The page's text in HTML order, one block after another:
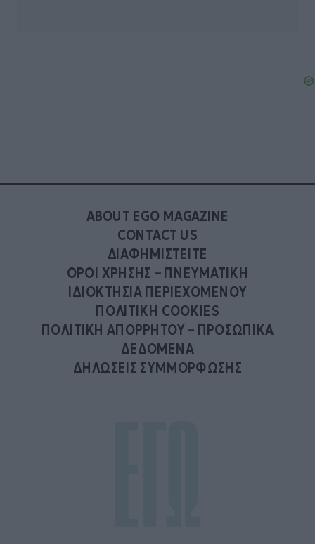
ABOUT EGO MAGAZINE
CONTACT US
ΔΙΑΦΗΜΙΣΤΕΙΤΕ
ΟΡΟΙ ΧΡΗΣΗΣ – ΠΝΕΥΜΑΤΙΚΗ
ΙΔΙΟΚΤΗΣΙΑ ΠΕΡΙΕΧΟΜΕΝΟΥ
ΠΟΛΙΤΙΚΗ COOKIES
ΠΟΛΙΤΙΚΗ ΑΠΟΡΡΗΤΟΥ – ΠΡΟΣΩΠΙΚΑ
ΔΕΔΟΜΕΝΑ
ΔΗΛΩΣΕΙΣ ΣΥΜΜΟΡΦΩΣΗΣ